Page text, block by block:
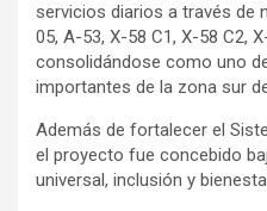
servicios diarios a través de
05, A-53, X-58 C1, X-58 C2,
consolidándose como uno
importantes de la zona sur
Además de fortalecer el
el proyecto fue concebido
universal, inclusión y